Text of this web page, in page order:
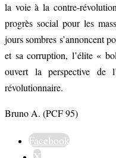
la voie à la contre-
progrès social pour les
jours sombres s’annoncent
et sa corruption, l’élite «
ouvert la perspective de
révolutionnaire.
Bruno A. (PCF 95)
Facebook